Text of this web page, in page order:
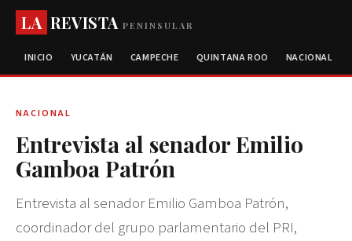
LA REVISTAPENINSULAR
INICIO YUCATÁN CAMPECHE QUINTANA ROO NACIONAL
NACIONAL
Entrevista al senador Emilio
Gamboa Patrón
Entrevista al senador Emilio Gamboa Patrón,
coordinador del grupo parlamentario del PRI,